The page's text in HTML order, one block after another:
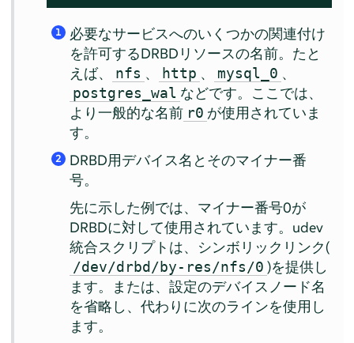
1
必要なサービスへのいくつかの関連付け
を許可するDRBDリソースの名前。たと
えば、
nfs 、 http 、 mysql_0 、
postgres_wal などです。ここでは、
より一般的な名前 r0 が使用されていま
す。
2
DRBD用デバイス名とそのマイナー番
号。
先に示した例では、マイナー番号0が
DRBDに対して使用されています。udev
統合スクリプトは、シンボリックリンク(
/dev/drbd/by-res/nfs/0 )を提供し
ます。または、設定のデバイスノード名
を省略し、代わりに次のラインを使用し
ます。